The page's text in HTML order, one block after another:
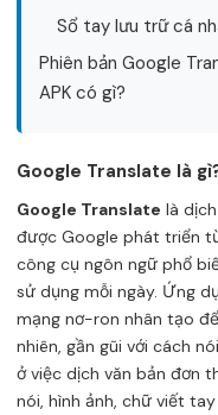
Sổ tay lưu trữ cá
Phiên bản Google
APK có gì?
Google Translate là
Google Translate là
được Google phát triển
công cụ ngôn ngữ phổ
sử dụng mỗi ngày. Ứng
mạng nơ-ron nhân tạo
nhiên, gần gũi với cách
ở việc dịch văn bản đơn
nói, hình ảnh, chữ viết